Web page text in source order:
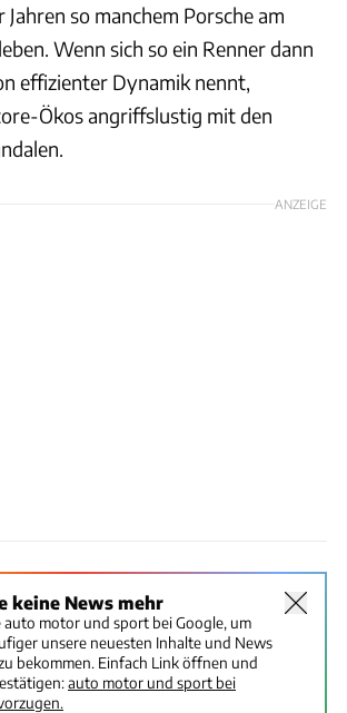
Jahren so manchem Porsche am
Wenn sich so ein Renner dann
effizienter Dynamik nennt,
Ökos angriffslustig mit den
ANZEIGE
keine News mehr
auto motor und sport bei Google, um
unsere neuesten Inhalte und News
bekommen. Einfach Link öffnen und
auto motor und sport bei